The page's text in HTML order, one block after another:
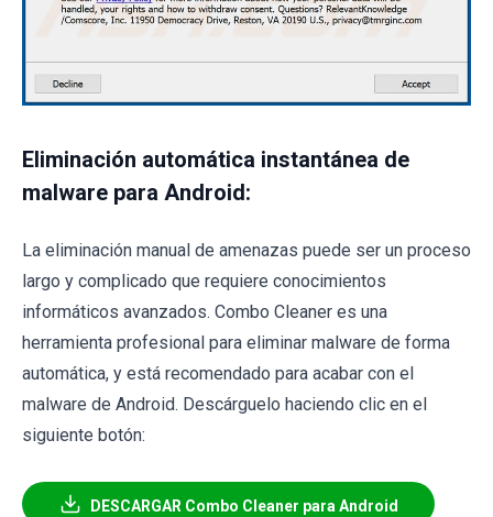
Eliminación automática instantánea de
malware para Android:
La eliminación manual de amenazas puede ser un proceso
largo y complicado que requiere conocimientos
informáticos avanzados. Combo Cleaner es una
herramienta profesional para eliminar malware de forma
automática, y está recomendado para acabar con el
malware de Android. Descárguelo haciendo clic en el
siguiente botón:
DESCARGAR Combo Cleaner para Android